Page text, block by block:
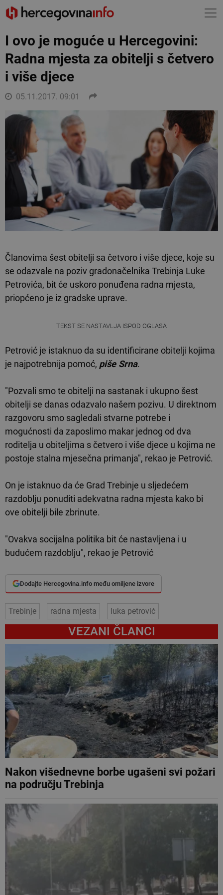
I ovo je moguće u Hercegovini:
Radna mjesta za obitelji s četvero
i više djece
05.11.2017. 09:01
Članovima šest obitelji sa četvoro i više djece, koje su
se odazvale na poziv gradonačelnika Trebinja Luke
Petrovića, bit će uskoro ponuđena radna mjesta,
priopćeno je iz gradske uprave.
TEKST SE NASTAVLJA ISPOD OGLASA
Petrović je istaknuo da su identificirane obitelji kojima
je najpotrebnija pomoć, piše Srna.
"Pozvali smo te obitelji na sastanak i ukupno šest
obitelji se danas odazvalo našem pozivu. U direktnom
razgovoru smo sagledali stvarne potrebe i
mogućnosti da zaposlimo makar jednog od dva
roditelja u obiteljima s četvero i više djece u kojima ne
postoje stalna mjesečna primanja", rekao je Petrović.
On je istaknuo da će Grad Trebinje u sljedećem
razdoblju ponuditi adekvatna radna mjesta kako bi
ove obitelji bile zbrinute.
"Ovakva socijalna politika bit će nastavljena i u
budućem razdoblju", rekao je Petrović
Dodajte Hercegovina.info među omiljene izvore
Trebinje radna mjesta luka petrović
VEZANI ČLANCI
Nakon višednevne borbe ugašeni svi požari
na području Trebinja